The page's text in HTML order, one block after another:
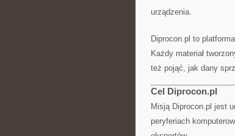
urządzenia.
Diprocon.pl to
Każdy materiał
też pojąć, jak dany
Cel Diprocon.pl
Misją Diprocon.pl jest
peryferiach